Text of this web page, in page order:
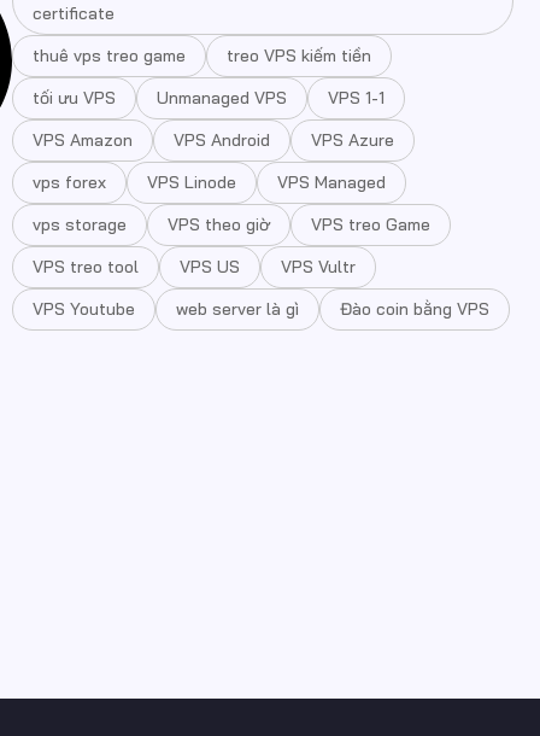
certificate
thuê vps treo game
treo VPS kiếm tiền
tối ưu VPS
Unmanaged VPS
VPS 1-1
VPS Amazon
VPS Android
VPS Azure
vps forex
VPS Linode
VPS Managed
vps storage
VPS theo giờ
VPS treo Game
VPS treo tool
VPS US
VPS Vultr
VPS Youtube
web server là gì Đào coin bằng VPS